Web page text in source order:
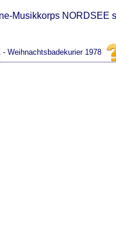
Musikkorps NORDSEE
- Weihnachtsbadekurier 1978